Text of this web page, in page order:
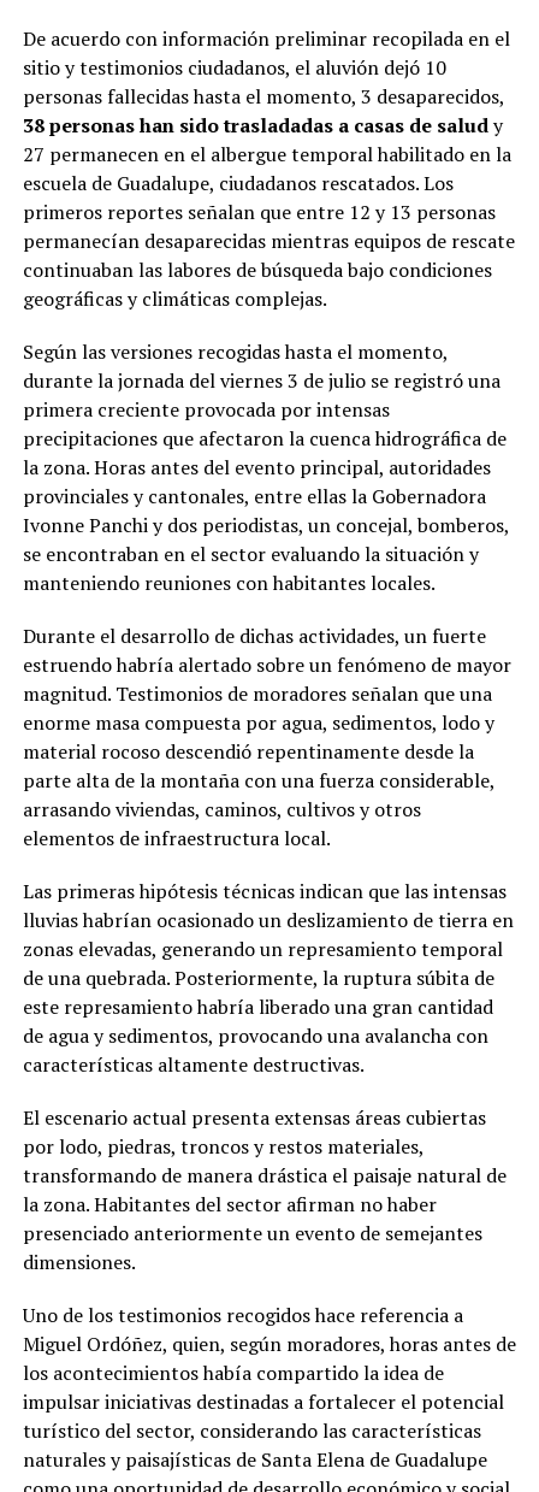
De acuerdo con información preliminar recopilada en el
sitio y testimonios ciudadanos, el aluvión dejó 10
personas fallecidas hasta el momento, 3 desaparecidos,
38 personas han sido trasladadas a casas de saludy
27 permanecen en el albergue temporal habilitado en la
escuela de Guadalupe, ciudadanos rescatados. Los
primeros reportes señalan que entre 12 y 13 personas
permanecían desaparecidas mientras equipos de rescate
continuaban las labores de búsqueda bajo condiciones
geográficas y climáticas complejas.
Según las versiones recogidas hasta el momento,
durante la jornada del viernes 3 de julio se registró una
primera creciente provocada por intensas
precipitaciones que afectaron la cuenca hidrográfica de
la zona. Horas antes del evento principal, autoridades
provinciales y cantonales, entre ellas la Gobernadora
Ivonne Panchi y dos periodistas, un concejal, bomberos,
se encontraban en el sector evaluando la situación y
manteniendo reuniones con habitantes locales.
Durante el desarrollo de dichas actividades, un fuerte
estruendo habría alertado sobre un fenómeno de mayor
magnitud. Testimonios de moradores señalan que una
enorme masa compuesta por agua, sedimentos, lodo y
material rocoso descendió repentinamente desde la
parte alta de la montaña con una fuerza considerable,
arrasando viviendas, caminos, cultivos y otros
elementos de infraestructura local.
Las primeras hipótesis técnicas indican que las intensas
lluvias habrían ocasionado un deslizamiento de tierra en
zonas elevadas, generando un represamiento temporal
de una quebrada. Posteriormente, la ruptura súbita de
este represamiento habría liberado una gran cantidad
de agua y sedimentos, provocando una avalancha con
características altamente destructivas.
El escenario actual presenta extensas áreas cubiertas
por lodo, piedras, troncos y restos materiales,
transformando de manera drástica el paisaje natural de
la zona. Habitantes del sector afirman no haber
presenciado anteriormente un evento de semejantes
dimensiones.
Uno de los testimonios recogidos hace referencia a
Miguel Ordóñez, quien, según moradores, horas antes de
los acontecimientos había compartido la idea de
impulsar iniciativas destinadas a fortalecer el potencial
turístico del sector, considerando las características
naturales y paisajísticas de Santa Elena de Guadalupe